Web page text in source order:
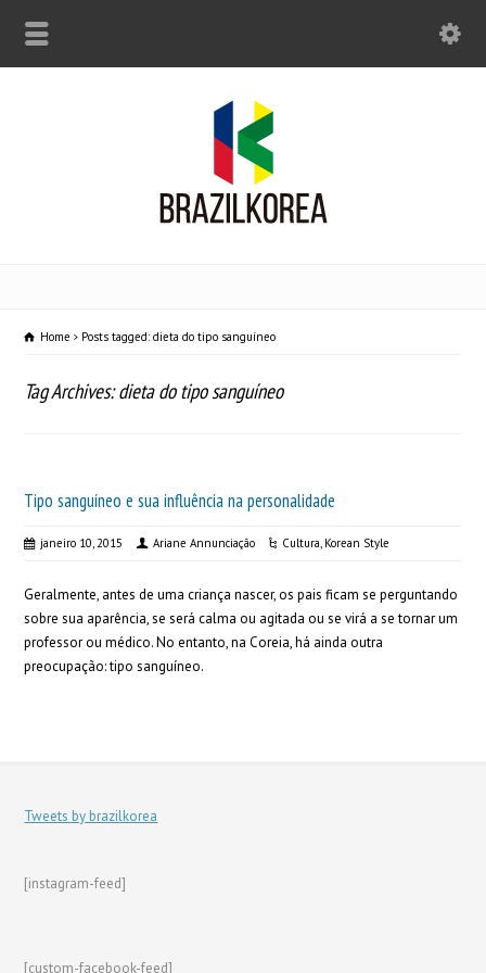
Home Posts tagged: dieta do tipo sanguíneo
Tag Archives: dieta do tipo sanguíneo
Tipo sanguíneo e sua influência na personalidade
janeiro 10, 2015 Ariane Annunciação Cultura, Korean Style
Geralmente, antes de uma criança nascer, os pais ficam se perguntando
sobre sua aparência, se será calma ou agitada ou se virá a se tornar um
professor ou médico. No entanto, na Coreia, há ainda outra
preocupação: tipo sanguíneo.
Tweets by brazilkorea
[instagram-feed]
[custom-facebook-feed]